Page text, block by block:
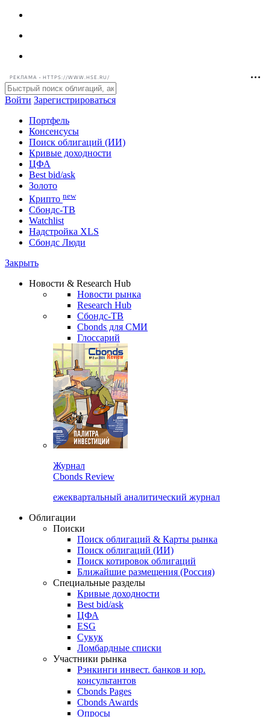
РЕКЛАМА • HTTPS://WWW.HSE.RU/
Войти Зарегистрироваться
Портфель
Консенсусы
Поиск облигаций (ИИ)
Кривые доходности
ЦФА
Best bid/ask
Золото
Крипто new
Watchlist
Сбондс Люди
Новости & Research Hub
Новости рынка
Research Hub
Сбондс-ТВ
Cbonds для СМИ
Глоссарий
Cbonds Review
ежеквартальный аналитический журнал
Облигации
Поиски
Поиск облигаций & Карты рынка
Поиск облигаций (ИИ)
Поиск котировок облигаций
Ближайшие размещения (Россия)
Специальные разделы
Кривые доходности
Best bid/ask
ЦФА
ESG
Сукук
Ломбардные списки
Участники рынка
Рэнкинги инвест. банков и юр.